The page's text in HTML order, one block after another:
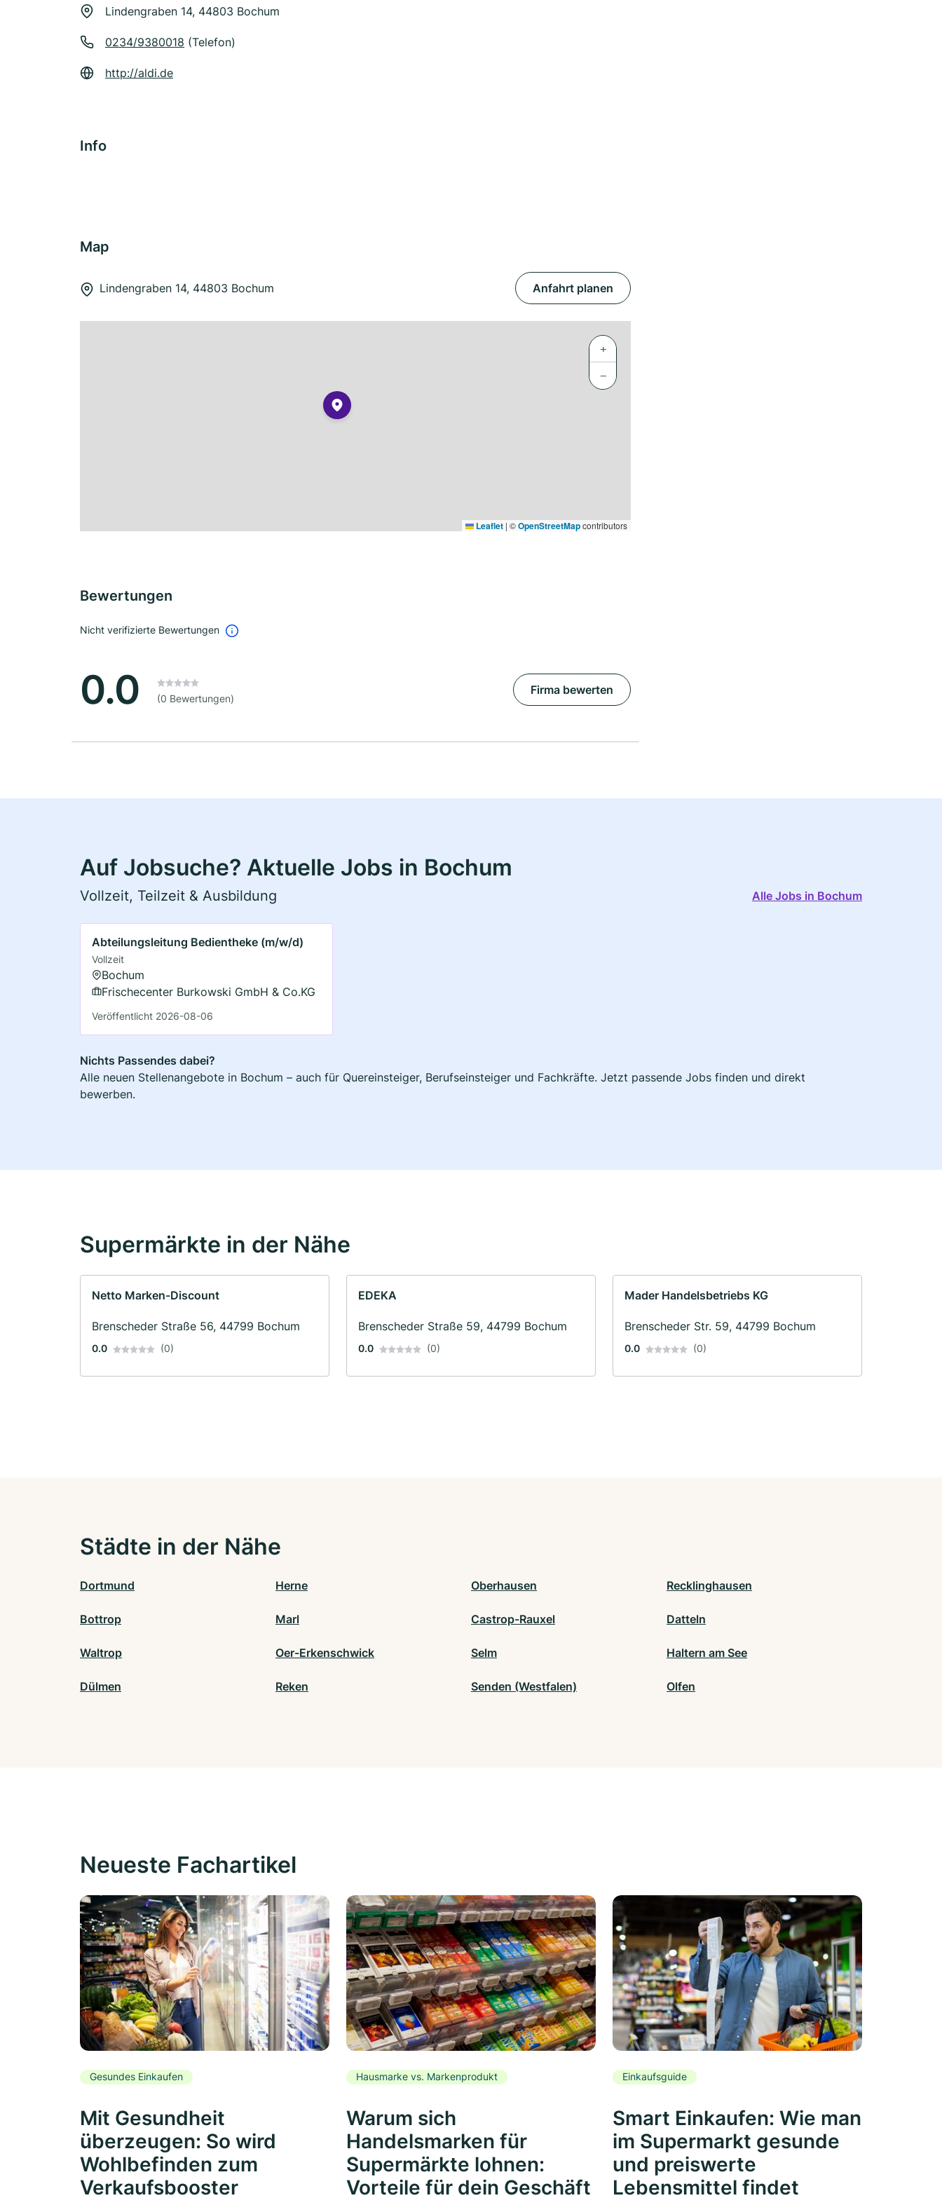
Lindengraben 14, 44803 Bochum
0234/9380018 (Telefon)
http://aldi.de
Info
Map
Lindengraben 14, 44803 Bochum Anfahrt planen
+
−
Leaflet | ©OpenStreetMapcontributors
Bewertungen
Nicht verifizierte Bewertungen
0.0 (0 Bewertungen)
Firma bewerten
Auf Jobsuche? Aktuelle Jobs in Bochum
Vollzeit, Teilzeit & Ausbildung Alle Jobs in Bochum
Abteilungsleitung Bedientheke (m/w/d)
Vollzeit
Bochum
Frischecenter Burkowski GmbH & Co.KG
Veröffentlicht 2026-08-06
Nichts Passendes dabei?
Alle neuen Stellenangebote in Bochum – auch für Quereinsteiger, Berufseinsteiger und Fachkräfte. Jetzt passende Jobs finden und direkt
bewerben.
Supermärkte in der Nähe
Netto Marken-Discount
Brenscheder Straße 56, 44799 Bochum
0.0 (0)
EDEKA
Brenscheder Straße 59, 44799 Bochum
0.0 (0)
Mader Handelsbetriebs KG
Brenscheder Str. 59, 44799 Bochum
0.0 (0)
Städte in der Nähe
Dortmund Herne Oberhausen Recklinghausen
Bottrop Marl Castrop-Rauxel Datteln
Waltrop Oer-Erkenschwick Selm Haltern am See
Dülmen Reken Senden (Westfalen) Olfen
Neueste Fachartikel
Gesundes Einkaufen
Mit Gesundheit
überzeugen: So wird
Wohlbefinden zum
Verkaufsbooster
Hausmarke vs. Markenprodukt
Warum sich
Handelsmarken für
Supermärkte lohnen:
Vorteile für dein Geschäft
Einkaufsguide
Smart Einkaufen: Wie man
im Supermarkt gesunde
und preiswerte
Lebensmittel findet